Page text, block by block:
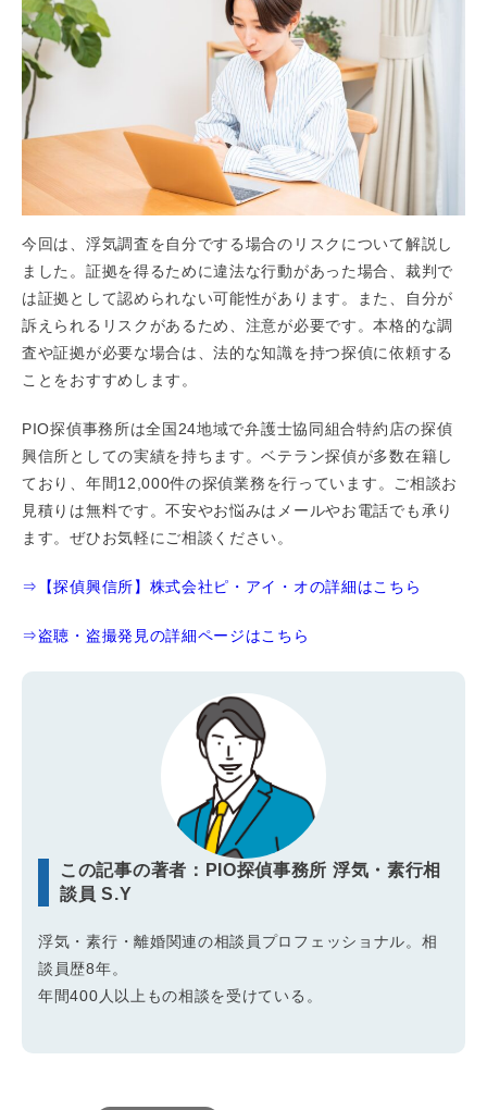
今回は、浮気調査を自分でする場合のリスクについて解説し
ました。証拠を得るために違法な行動があった場合、裁判で
は証拠として認められない可能性があります。また、自分が
訴えられるリスクがあるため、注意が必要です。本格的な調
査や証拠が必要な場合は、法的な知識を持つ探偵に依頼する
ことをおすすめします。
PIO探偵事務所は全国24地域で弁護士協同組合特約店の探偵
興信所としての実績を持ちます。ベテラン探偵が多数在籍し
ており、年間12,000件の探偵業務を行っています。ご相談お
見積りは無料です。不安やお悩みはメールやお電話でも承り
ます。ぜひお気軽にご相談ください。
⇒【探偵興信所】株式会社ピ・アイ・オの詳細はこちら
⇒盗聴・盗撮発見の詳細ページはこちら
この記事の著者：PIO探偵事務所 浮気・素行相
談員 S.Y
浮気・素行・離婚関連の相談員プロフェッショナル。相
談員歴8年。
年間400人以上もの相談を受けている。